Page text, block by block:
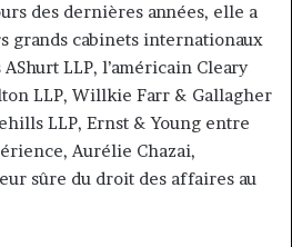
des dernières années, elle a
grands cabinets internationaux
LLP, l’américain Cleary
LLP, Willkie Farr & Gallagher
LLP, Ernst & Young entre
Aurélie Chazai,
sûre du droit des affaires au